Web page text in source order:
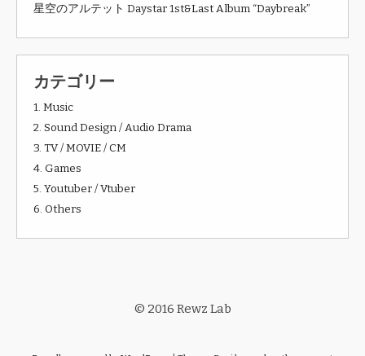
星空のアルテット Daystar 1st&Last Album “Daybreak”
カテゴリー
1. Music
2. Sound Design / Audio Drama
3. TV / MOVIE / CM
4. Games
5. Youtuber / Vtuber
6. Others
© 2016 Rewz Lab